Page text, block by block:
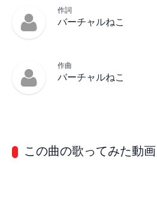
作詞
バーチャルねこ
作曲
バーチャルねこ
この曲の歌ってみた動画